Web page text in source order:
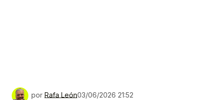
por Rafa León03/06/2026 21:52